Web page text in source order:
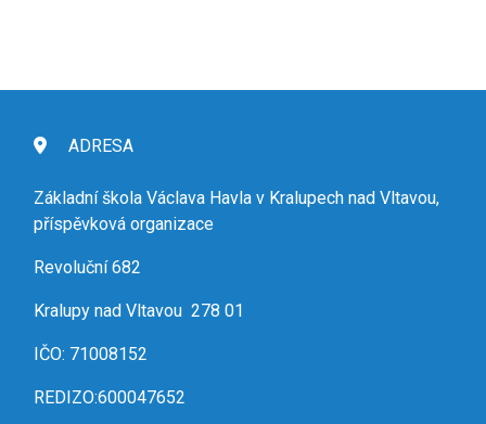
ADRESA
Základní škola Václava Havla v Kralupech nad Vltavou,
příspěvková organizace
Revoluční 682
Kralupy nad Vltavou 278 01
IČO: 71008152
REDIZO:600047652